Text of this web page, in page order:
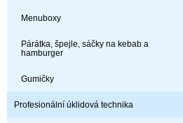
Menuboxy
Párátka, špejle, sáčky na kebab a
hamburger
Gumičky
Profesionální úklidová technika